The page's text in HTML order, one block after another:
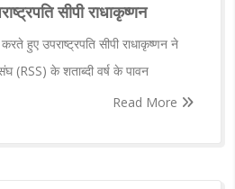
सीपी राधाकृष्णन
हुए उपराष्ट्रपति सीपी राधाकृष्णन ने
(RSS) के शताब्दी वर्ष के पावन
Read More